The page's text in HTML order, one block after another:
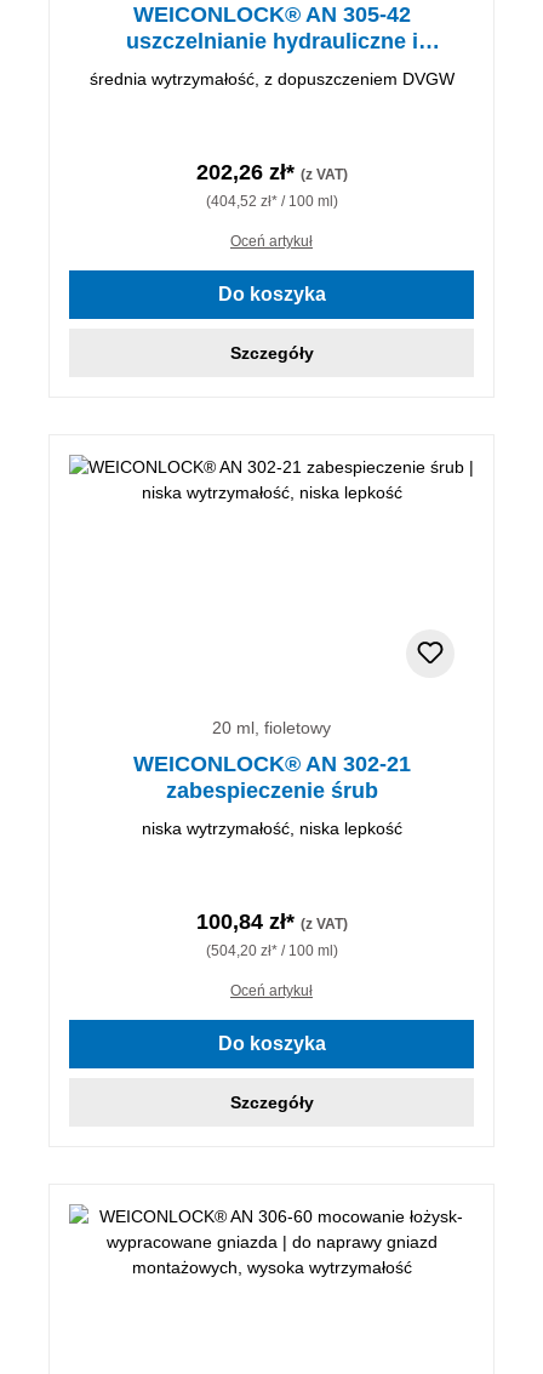
WEICONLOCK® AN 305-42
uszczelnianie hydrauliczne i
pneumatyczne
średnia wytrzymałość, z dopuszczeniem DVGW
202,26 zł* (z VAT)
(404,52 zł* / 100 ml)
Oceń artykuł
Do koszyka
Szczegóły
20 ml, fioletowy
WEICONLOCK® AN 302-21
zabespieczenie śrub
niska wytrzymałość, niska lepkość
100,84 zł* (z VAT)
(504,20 zł* / 100 ml)
Oceń artykuł
Do koszyka
Szczegóły